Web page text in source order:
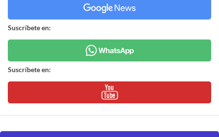
Suscríbete en:
Suscríbete en: